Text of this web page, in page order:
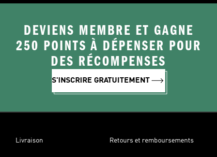
DEVIENS MEMBRE ET GAGNE
250 POINTS À DÉPENSER POUR
DES RÉCOMPENSES
S'INSCRIRE GRATUITEMENT
Livraison Retours et remboursements